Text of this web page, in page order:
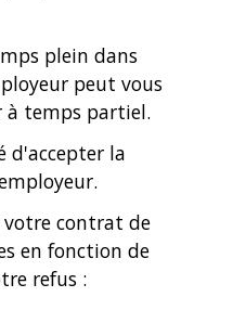
plein dans
peut vous
à temps partiel.
d'accepter la
votre contrat de
en fonction de
refus :